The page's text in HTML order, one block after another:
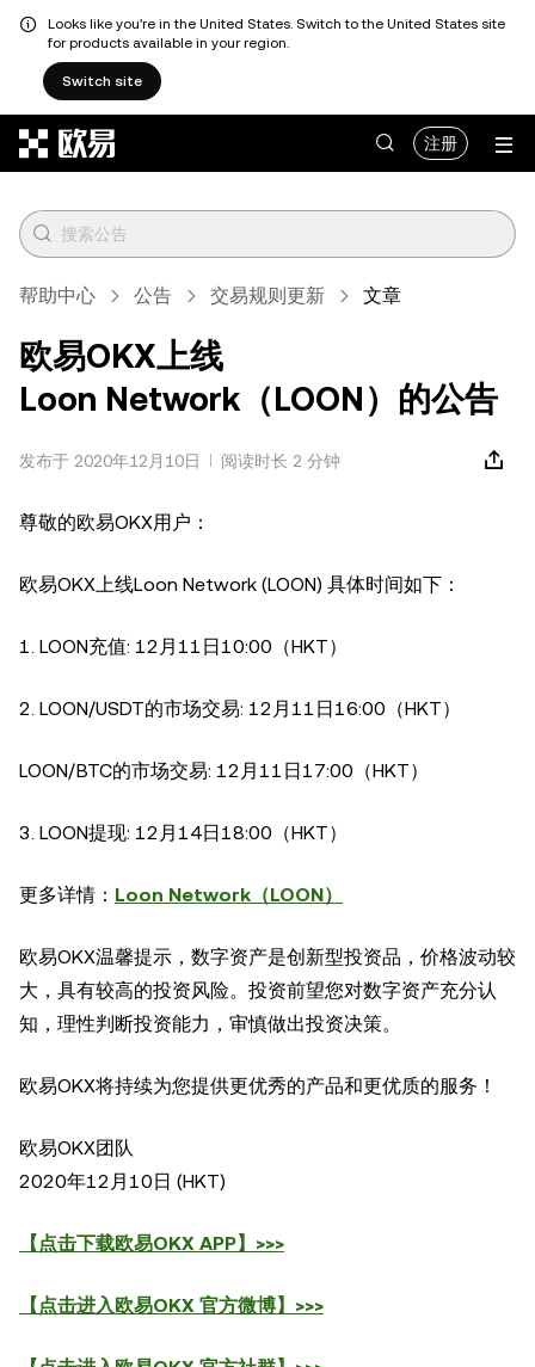
Looks like you're in the United States. Switch to the United States site
for products available in your region.
Switch site
注册
帮助中心 公告 交易规则更新 文章
欧易OKX上线
Loon Network（LOON）的公告
发布于 2020年12月10日 阅读时长 2 分钟
尊敬的欧易OKX用户：
欧易OKX上线Loon Network (LOON) 具体时间如下：
1. LOON充值: 12月11日10:00（HKT）
2. LOON/USDT的市场交易: 12月11日16:00（HKT）
LOON/BTC的市场交易: 12月11日17:00（HKT）
3. LOON提现: 12月14日18:00（HKT）
更多详情： Loon Network（LOON）
欧易OKX温馨提示，数字资产是创新型投资品，价格波动较
大，具有较高的投资风险。投资前望您对数字资产充分认
知，理性判断投资能力，审慎做出投资决策。
欧易OKX将持续为您提供更优秀的产品和更优质的服务！
欧易OKX团队
2020年12月10日 (HKT)
【点击下载欧易OKX APP】>>>
【点击进入欧易OKX 官方微博】>>>